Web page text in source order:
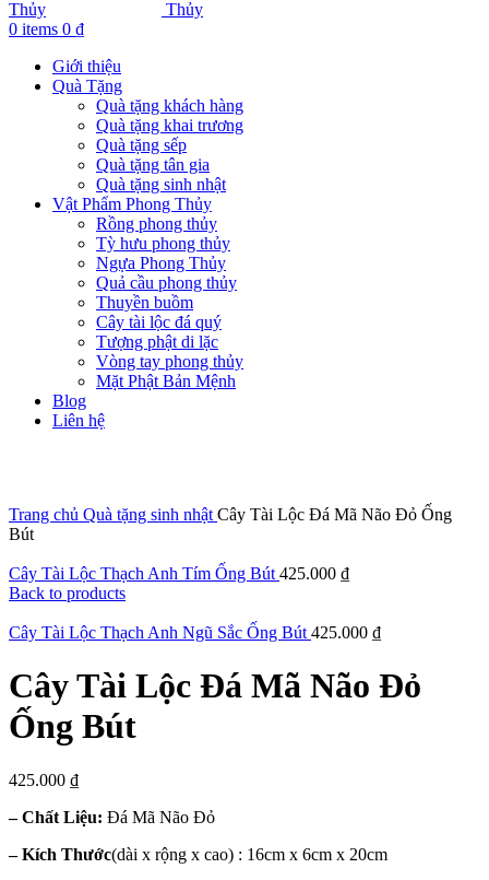
0 items 0 ₫
Giới thiệu
Quà Tặng
Quà tặng khách hàng
Quà tặng khai trương
Quà tặng sếp
Quà tặng tân gia
Quà tặng sinh nhật
Vật Phẩm Phong Thủy
Rồng phong thủy
Tỳ hưu phong thủy
Ngựa Phong Thủy
Quả cầu phong thủy
Thuyền buồm
Cây tài lộc đá quý
Tượng phật di lặc
Vòng tay phong thủy
Mặt Phật Bản Mệnh
Blog
Liên hệ
Trang chủ Quà tặng sinh nhật Cây Tài Lộc Đá Mã Não Đỏ Ống
Bút
Cây Tài Lộc Thạch Anh Tím Ống Bút 425.000 ₫
Back to products
Cây Tài Lộc Thạch Anh Ngũ Sắc Ống Bút 425.000 ₫
Cây Tài Lộc Đá Mã Não Đỏ
Ống Bút
425.000 ₫
– Chất Liệu: Đá Mã Não Đỏ
– Kích Thước(dài x rộng x cao) : 16cm x 6cm x 20cm